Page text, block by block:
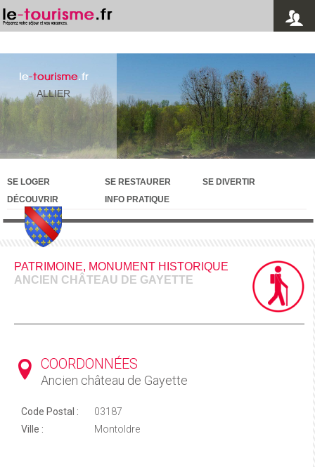
le-tourisme.fr
ALLIER
SE LOGER SE RESTAURER
SE DIVERTIR
DÉCOUVRIR
INFO PRATIQUE
PATRIMOINE, MONUMENT HISTORIQUE
ANCIEN CHÂTEAU DE GAYETTE
COORDONNÉES
Ancien château de Gayette
Code Postal :
03187
Ville :
Montoldre